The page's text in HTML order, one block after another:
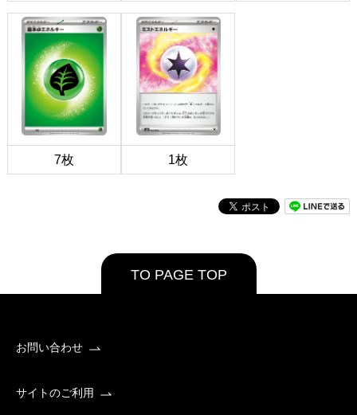
7枚 1枚
TO PAGE TOP
お問い合わせ
サイトのご利用